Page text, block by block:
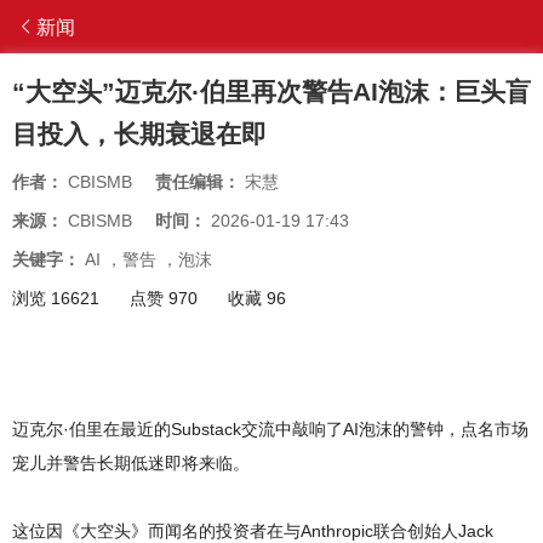
新闻
“大空头”迈克尔·伯里再次警告AI泡沫：巨头盲
目投入，长期衰退在即
作者： CBISMB 责任编辑： 宋慧
来源： CBISMB 时间： 2026-01-19 17:43
关键字： AI ， 警告 ， 泡沫
浏览 16621
点赞 970 收藏 96
迈克尔·伯里在最近的Substack交流中敲响了AI泡沫的警钟，点名市场
宠儿并警告长期低迷即将来临。
这位因《大空头》而闻名的投资者在与Anthropic联合创始人Jack